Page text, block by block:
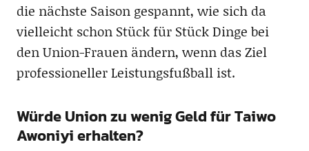
die nächste Saison gespannt, wie sich da
vielleicht schon Stück für Stück Dinge bei
den Union-Frauen ändern, wenn das Ziel
professioneller Leistungsfußball ist.
Würde Union zu wenig Geld für Taiwo
Awoniyi erhalten?